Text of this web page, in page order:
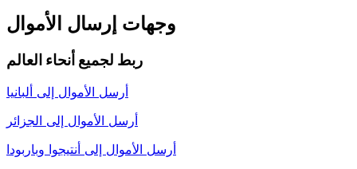
وجهات إرسال الأموال
ربط لجميع أنحاء العالم
أرسل الأموال إلى ألبانيا
أرسل الأموال إلى الجزائر
أرسل الأموال إلى أنتيجوا وباربودا